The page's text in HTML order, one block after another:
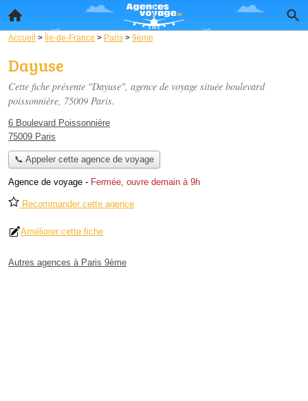
Accueil > Île-de-France > Paris > 9ème
Dayuse
Cette fiche présente "Dayuse", agence de voyage située boulevard
poissonnière, 75009 Paris.
6 Boulevard Poissonnière
75009 Paris
📞 Appeler cette agence de voyage
Agence de voyage - Fermée, ouvre demain à 9h
Recommander cette agence
Améliorer cette fiche
Autres agences à Paris 9ème